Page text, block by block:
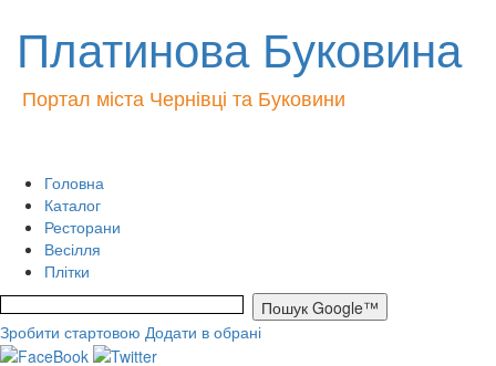
Платинова Буковина
Портал міста Чернівці та Буковини
Головна
Каталог
Ресторани
Весілля
Плітки
Зробити стартовою Додати в обрані